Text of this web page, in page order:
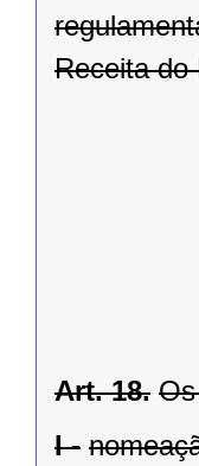
Receita do
Art. 18.
I -